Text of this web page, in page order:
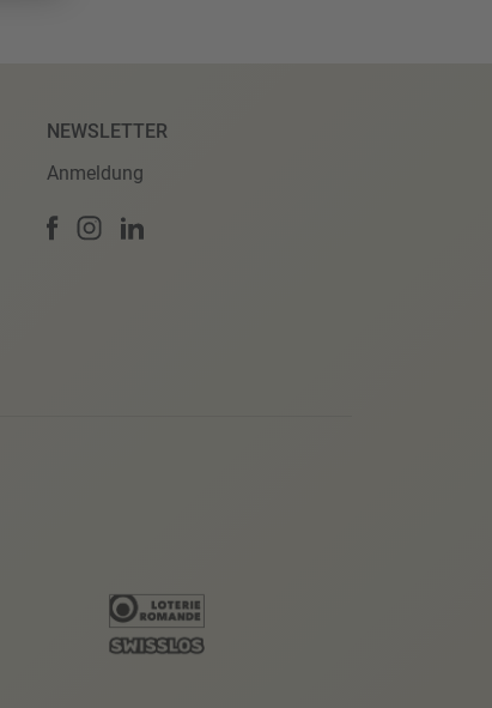
NEWSLETTER
Anmeldung